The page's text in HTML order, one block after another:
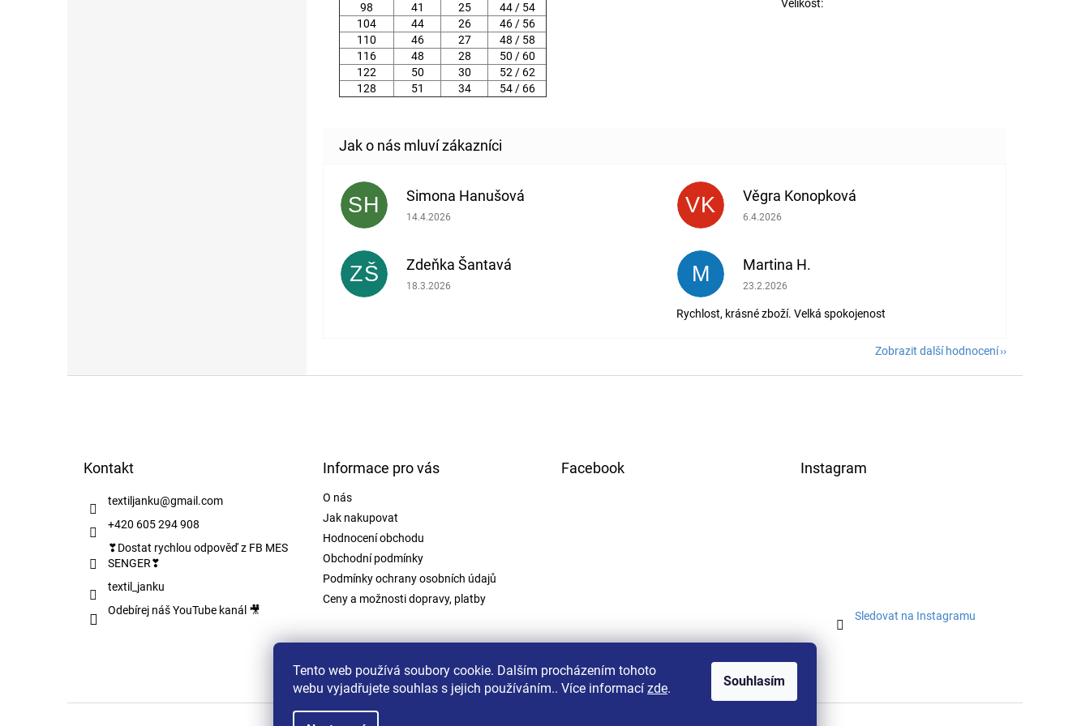
Tento web používá soubory cookie. Dalším procházením tohoto
webu vyjadřujete souhlas s jejich používáním.. Více informací zde. Souhlasím
98 41 25
44 / 54
104
44 26
46 / 56
110
46 27
48 / 58
116
48 28
50 / 60
122
50 30
52 / 62
128
51 34 54 / 66
Velikost:
SH Simona Hanušová
Hodnocení obchodu je 5 z 5 hvězdiček.
14.4.2026 VK Věgra Konopková
Hodnocení obchodu je 5 z 5 hvězdiček.
6.4.2026
ZŠ Zdeňka Šantavá
Hodnocení obchodu je 5 z 5 hvězdiček.
18.3.2026 M Martina H.
Hodnocení obchodu je 5 z 5 hvězdiček.
23.2.2026
Rychlost, krásné zboží. Velká spokojenost
Zobrazit další hodnocení
Kontakt
textiljanku@gmail.com
+420 605 294 908
❣Dostat rychlou odpověď z FB MES
SENGER❣
textil_janku
Odebírej náš YouTube kanál 🎥
Informace pro vás
O nás
Jak nakupovat
Hodnocení obchodu
Obchodní podmínky
Podmínky ochrany osobních údajů
Ceny a možnosti dopravy, platby
Facebook Instagram
Sledovat na Instagramu